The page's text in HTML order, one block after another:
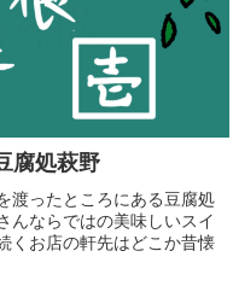
腐処萩野
渡ったところにある豆腐処
んならではの美味しいスイ
くお店の軒先はどこか昔懐